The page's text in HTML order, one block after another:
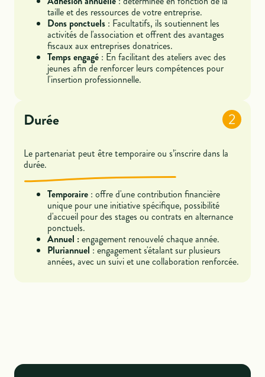
taille et des ressources de votre entreprise.
Dons ponctuels : Facultatifs, ils soutiennent les
activités de l'association et offrent des avantages
fiscaux aux entreprises donatrices.
Temps engagé : En facilitant des ateliers avec des
jeunes afin de renforcer leurs compétences pour
l'insertion professionnelle.
Durée 2
Le partenariat peut être temporaire ou s’inscrire dans la
durée.
Temporaire : offre d'une contribution financière
unique pour une initiative spécifique, possibilité
d'accueil pour des stages ou contrats en alternance
ponctuels.
Annuel :engagement renouvelé chaque année.
Pluriannuel : engagement s'étalant sur plusieurs
années, avec un suivi et une collaboration renforcée.